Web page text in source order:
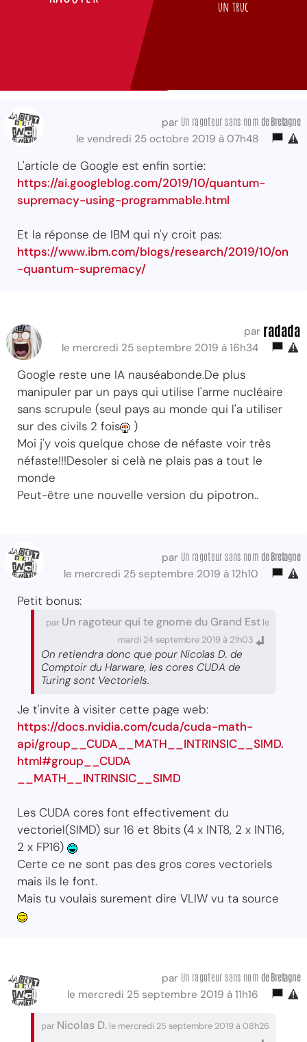
un truc
par Un ragoteur sans nom de Bretagne
le vendredi 25 octobre 2019 à 07h48
L'article de Google est enfin sortie:
https://ai.googleblog.com/2019/10/quantum-
supremacy-using-programmable.html
Et la réponse de IBM qui n'y croit pas:
https://www.ibm.com/blogs/research/2019/10/on
-quantum-supremacy/
par radada
le mercredi 25 septembre 2019 à 16h34
Google reste une IA nauséabonde.De plus
manipuler par un pays qui utilise l'arme nucléaire
sans scrupule (seul pays au monde qui l'a utiliser
sur des civils 2 fois
)
Moi j'y vois quelque chose de néfaste voir très
néfaste!!!Desoler si celà ne plais pas a tout le
monde
Peut-être une nouvelle version du pipotron..
par Un ragoteur sans nom de Bretagne
le mercredi 25 septembre 2019 à 12h10
Petit bonus:
par Un ragoteur qui te gnome du Grand Est le
mardi 24 septembre 2019 à 21h03
On retiendra donc que pour Nicolas D. de
Comptoir du Harware, les cores CUDA de
Turing sont Vectoriels.
Je t'invite à visiter cette page web:
https://docs.nvidia.com/cuda/cuda-math-
api/group__CUDA__MATH__INTRINSIC__SIMD.
html#group__CUDA
__MATH__INTRINSIC__SIMD
Les CUDA cores font effectivement du
vectoriel(SIMD) sur 16 et 8bits (4 x INT8, 2 x INT16,
2 x FP16)
Certe ce ne sont pas des gros cores vectoriels
mais ils le font.
Mais tu voulais surement dire VLIW vu ta source
par Un ragoteur sans nom de Bretagne
le mercredi 25 septembre 2019 à 11h16
par Nicolas D. le mercredi 25 septembre 2019 à 08h26